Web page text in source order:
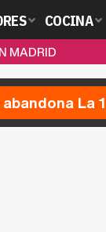
COCINA
MADRID
La